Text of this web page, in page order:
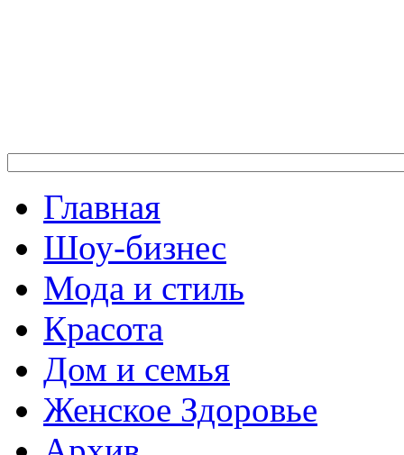
Главная
Шоу-бизнес
Мода и стиль
Красота
Дом и семья
Женское Здоровье